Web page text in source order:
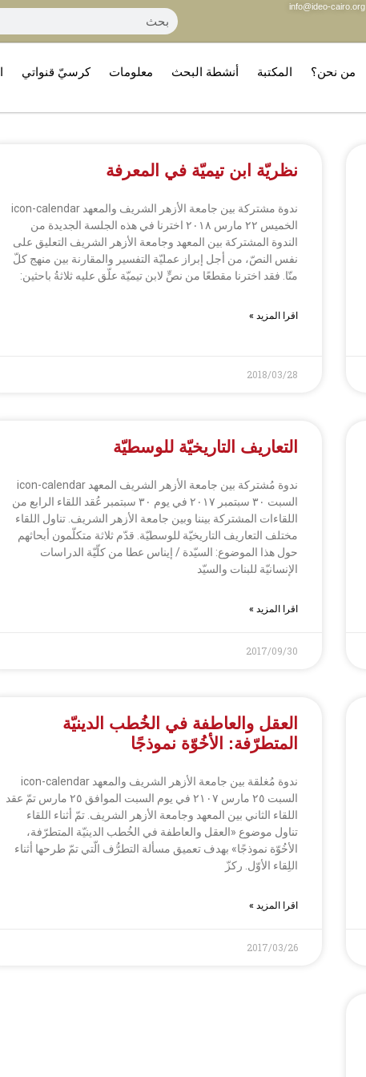
info@ideo-cairo.org
من نحن؟ المكتبة أنشطة البحث معلومات كرسيّ قنواتي
نظريّة ابن تيميّة في المعرفة
ندوة مشتركة بين جامعة الأزهر الشريف والمعهد icon-calendar
الخميس ٢٢ مارس ٢٠١٨ اخترنا في هذه الجلسة الجديدة من
الندوة المشتركة بين المعهد وجامعة الأزهر الشريف التعليق على
نفس النصّ، من أجل إبراز عمليّة التفسير والمقارنة بين منهج كلّ
منّا. فقد اخترنا مقطعًا من نصٍّ لابن تيميّة علّق عليه ثلاثةُ باحثين:
اقرا المزيد »
2018/03/28
التعاريف التاريخيّة للوسطيّة
ندوة مُشتركة بين جامعة الأزهر الشريف المعهد icon-calendar
السبت ٣٠ سبتمبر ٢٠١٧ في يوم ۳۰ سبتمبر عُقد اللقاء الرابع من
اللقاءات المشتركة بيننا وبين جامعة الأزهر الشريف. تناول اللقاء
مختلف التعاريف التاريخيّة للوسطيّة. قدّم ثلاثة متكلّمون أبحاثهم
حول هذا الموضوع: السيّدة / إيناس عطا من كلّيّة الدراسات
الإنسانيّة للبنات والسيّد
اقرا المزيد »
2017/09/30
العقل والعاطفة في الخُطب الدينيّة
المتطرّفة: الأخُوّة نموذجًا
ندوة مُغلقة بين جامعة الأزهر الشريف والمعهد icon-calendar
السبت ٢٥ مارس ٢١٠٧ في يوم السبت الموافق ٢٥ مارس تمّ عقد
اللقاء الثاني بين المعهد وجامعة الأزهر الشريف. تمّ أثناء اللقاء
تناول موضوع «العقل والعاطفة في الخُطب الدينيّة المتطرّفة،
الأخُوّة نموذجًا» بهدف تعميق مسألة التطرُّف الّتي تمّ طرحها أثناء
اللِقاء الأوّل. ركزّ
اقرا المزيد »
2017/03/26